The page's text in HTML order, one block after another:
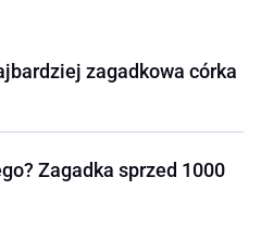
zagadkowa córka
Zagadka sprzed 1000